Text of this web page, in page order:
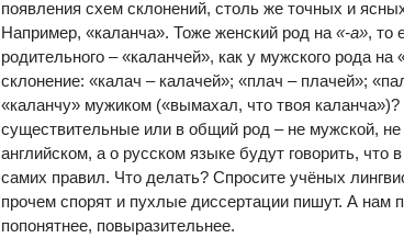
появления схем склонений, столь же точных и
Например, «каланча». Тоже женский род на «-а», то
родительного – «каланчей», как у мужского рода
склонение: «калач – калачей»; «плач – плачей»;
«каланчу» мужиком («вымахал, что твоя
существительные или в общий род – не мужской, не
английском, а о русском языке будут говорить,
самих правил. Что делать? Спросите учёных
прочем спорят и пухлые диссертации пишут. А нам
попонятнее, повыразительнее.